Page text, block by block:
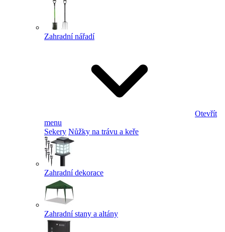
Zahradní nářadí
Otevřít
menu
Sekery Nůžky na trávu a keře
Zahradní dekorace
Zahradní stany a altány